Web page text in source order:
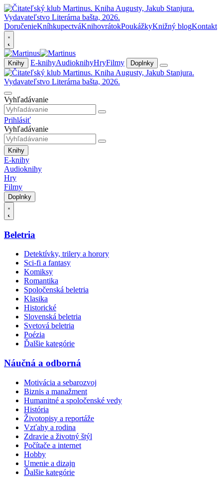
DoručenieKníhkupectváKnihovrátokPoukážkyKnižný blogKontakt
Knihy E-knihyAudioknihyHryFilmy Doplnky
Vyhľadávanie
Prihlásiť
Vyhľadávanie
Knihy
E-knihy
Audioknihy
Hry
Filmy
Doplnky
Beletria
Detektívky, trilery a horory
Sci-fi a fantasy
Komiksy
Romantika
Spoločenská beletria
Klasika
Historické
Slovenská beletria
Svetová beletria
Poézia
Ďalšie kategórie
Náučná a odborná
Motivácia a sebarozvoj
Biznis a manažment
Humanitné a spoločenské vedy
História
Životopisy a reportáže
Vzťahy a rodina
Zdravie a životný štýl
Počítače a internet
Hobby
Umenie a dizajn
Ďalšie kategórie